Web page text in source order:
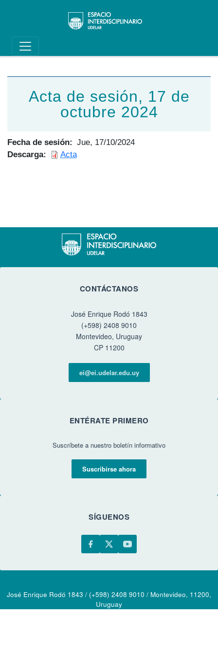
Main navigation
Acta de sesión, 17 de
octubre 2024
Fecha de sesión
Jue, 17/10/2024
Descarga
Acta
CONTÁCTANOS
José Enrique Rodó 1843
(+598) 2408 9010
Montevideo, Uruguay
CP 11200
ei@ei.udelar.edu.uy
ENTÉRATE PRIMERO
Suscríbete a nuestro boletín informativo
Suscribirse ahora
SÍGUENOS
José Enrique Rodó 1843 / (+598) 2408 9010 / Montevideo, 11200,
Uruguay